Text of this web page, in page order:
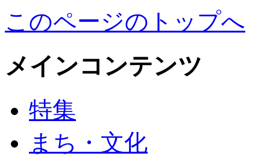
このページのトップへ
メインコンテンツ
特集
まち・文化